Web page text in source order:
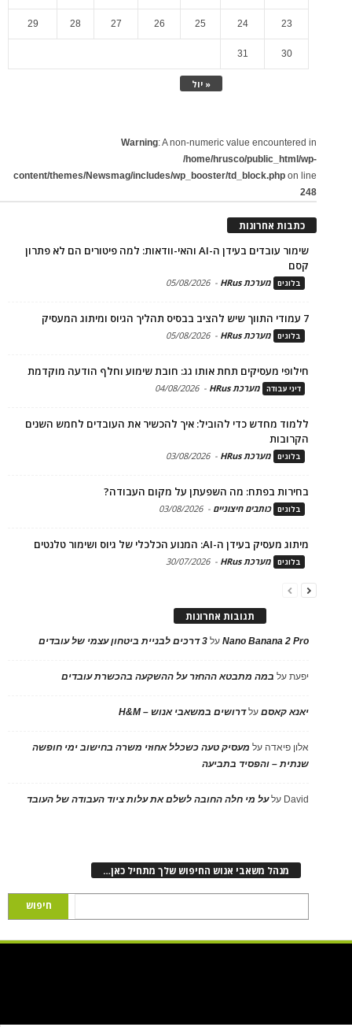
« יול
23
24
25
26
27
28
29
30
31
Warning: A non-numeric value encountered in
/home/hrusco/public_html/wp-
content/themes/Newsmag/includes/wp_booster/td_block.php on line
248
כתבות אחרונות
שימור עובדים בעידן ה-AI והאי-וודאות: למה פיטורים הם לא פתרון
קסם
בלוגים מערכת HRus -
05/08/2026
7 עמודי התווך שיש להציב בבסיס תהליך הגיוס ומיתוג המעסיק
בלוגים מערכת HRus -
05/08/2026
חילופי מעסיקים תחת אותו גג: חובת שימוע וחלף הודעה מוקדמת
דיני עבודה מערכת HRus -
04/08/2026
ללמוד מחדש כדי להוביל: איך להכשיר את העובדים לחמש השנים
הקרובות
בלוגים מערכת HRus -
03/08/2026
בחירות בפתח: מה השפעתן על מקום העבודה?
בלוגים כותבים חיצוניים -
03/08/2026
מיתוג מעסיק בעידן ה-AI: המנוע הכלכלי של גיוס ושימור טלנטים
בלוגים מערכת HRus -
30/07/2026
תגובות אחרונות
Nano Banana 2 Proעל 3 דרכים לבניית ביטחון עצמי של עובדים
יפעתעל במה מתבטא ההחזר על ההשקעה בהכשרת עובדים
יאנא קאסםעלדרושים במשאבי אנוש – H&M
אלון פיאדה על מעסיק טעה כשכלל אחוזי משרה בחישוב ימי חופשה
שנתית – והפסיד בתביעה
David עלעל מי חלה החובה לשלם את עלות ציוד העבודה של העובד
מנהל משאבי אנוש החיפוש שלך מתחיל כאן…